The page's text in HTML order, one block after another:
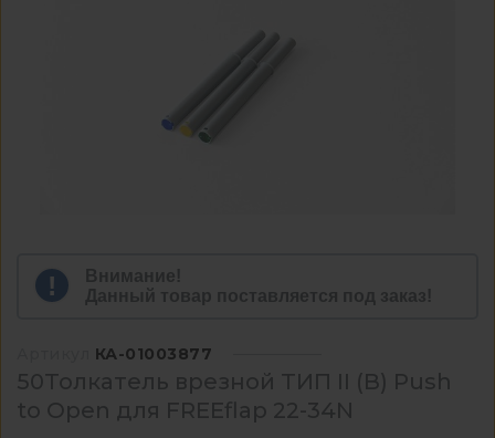
Внимание!
Данный товар поставляется под заказ!
КА-01003877
50Толкатель врезной ТИП II (В) Push
to Open для FREEflap 22-34N